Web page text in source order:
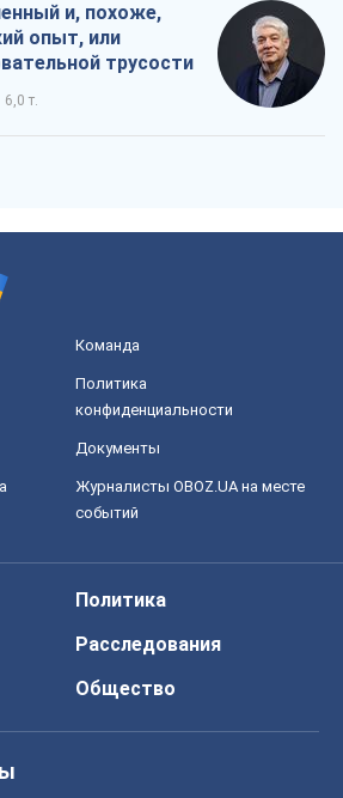
и, похоже,
опыт, или
трусости
6,0 т.
Команда
Политика
конфиденциальности
Документы
Журналисты OBOZ.UA на месте
событий
Политика
Расследования
Общество